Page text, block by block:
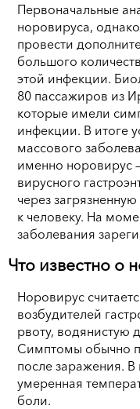
Первоначальные
норовируса,
провести
большого
этой инфекции.
80 пассажиров из
которые имели
инфекции. В итоге
массового
именно норовирус
вирусного
через
к человеку. На
заболевания
Что известно о
Норовирус
возбудителей
рвоту, водянистую
Симптомы обычно
после заражения.
умеренная
боли.